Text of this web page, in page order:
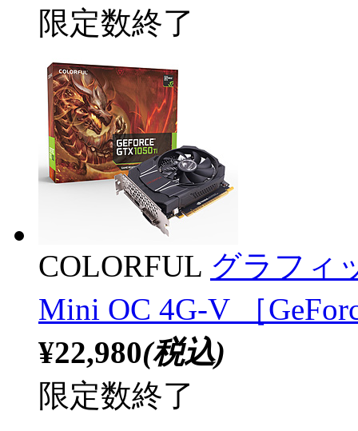
限定数終了
COLORFUL グラフィ
Mini OC 4G-V ［
¥22,980(税込)
限定数終了